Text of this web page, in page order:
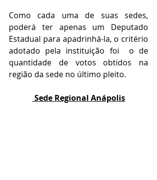
Como cada uma de suas sedes,
poderá ter apenas um Deputado
Estadual para apadrinhá-la, o critério
adotado pela instituição foi  o de
quantidade de votos obtidos na
região da sede no último pleito.
Sede Regional Anápolis